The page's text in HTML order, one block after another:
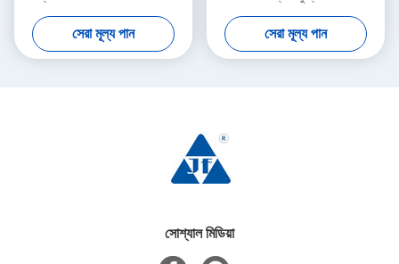
সেরা মূল্য পান সেরা মূল্য পান
সোশ্যাল মিডিয়া